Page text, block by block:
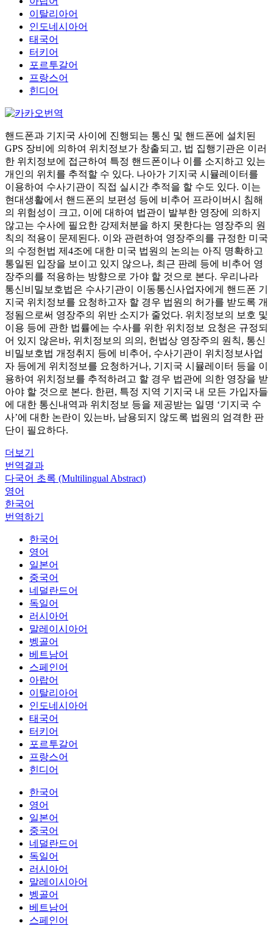
이탈리아어
인도네시아어
태국어
터키어
포르투갈어
프랑스어
힌디어
핸드폰과 기지국 사이에 진행되는 통신 및 핸드폰에 설치된
GPS 장비에 의하여 위치정보가 창출되고, 법 집행기관은 이러
한 위치정보에 접근하여 특정 핸드폰이나 이를 소지하고 있는
개인의 위치를 추적할 수 있다. 나아가 기지국 시뮬레이터를
이용하여 수사기관이 직접 실시간 추적을 할 수도 있다. 이는
현대생활에서 핸드폰의 보편성 등에 비추어 프라이버시 침해
의 위험성이 크고, 이에 대하여 법관이 발부한 영장에 의하지
않고는 수사에 필요한 강제처분을 하지 못한다는 영장주의 원
칙의 적용이 문제된다. 이와 관련하여 영장주의를 규정한 미국
의 수정헌법 제4조에 대한 미국 법원의 논의는 아직 명확하고
통일된 입장을 보이고 있지 않으나, 최근 판례 등에 비추어 영
장주의를 적용하는 방향으로 가야 할 것으로 본다. 우리나라
통신비밀보호법은 수사기관이 이동통신사업자에게 핸드폰 기
지국 위치정보를 요청하고자 할 경우 법원의 허가를 받도록 개
정됨으로써 영장주의 위반 소지가 줄었다. 위치정보의 보호 및
이용 등에 관한 법률에는 수사를 위한 위치정보 요청은 규정되
어 있지 않은바, 위치정보의 의의, 헌법상 영장주의 원칙, 통신
비밀보호법 개정취지 등에 비추어, 수사기관이 위치정보사업
자 등에게 위치정보를 요청하거나, 기지국 시뮬레이터 등을 이
용하여 위치정보를 추적하려고 할 경우 법관에 의한 영장을 받
아야 할 것으로 본다. 한편, 특정 지역 기지국 내 모든 가입자들
에 대한 통신내역과 위치정보 등을 제공받는 일명 ‘기지국 수
사’에 대한 논란이 있는바, 남용되지 않도록 법원의 엄격한 판
단이 필요하다.
더보기
번역결과
다국어 초록 (Multilingual Abstract)
영어
한국어
번역하기
한국어
영어
일본어
중국어
네덜란드어
독일어
러시아어
말레이시아어
벵골어
베트남어
스페인어
아랍어
이탈리아어
인도네시아어
태국어
터키어
포르투갈어
프랑스어
힌디어
한국어
영어
일본어
중국어
네덜란드어
독일어
러시아어
말레이시아어
벵골어
베트남어
스페인어